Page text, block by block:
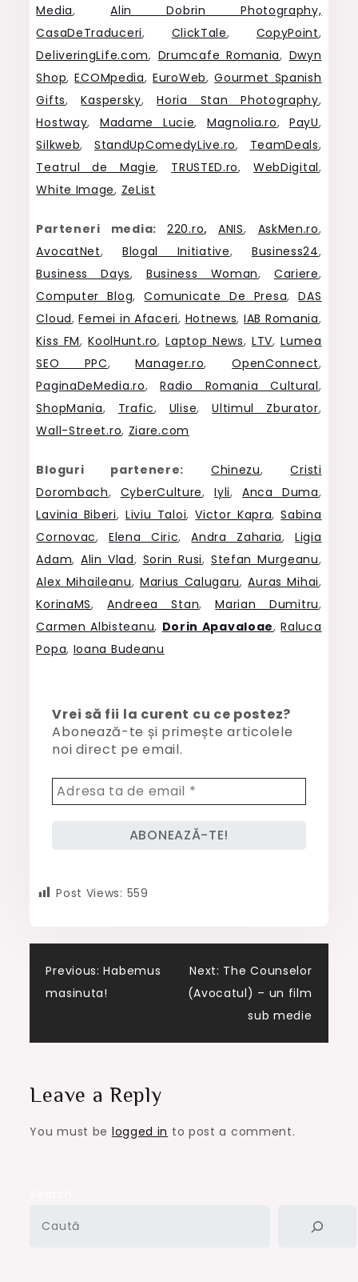
Media,Alin Dobrin Photography,
CasaDeTraduceri, ClickTale, CopyPoint,
DeliveringLife.com, Drumcafe Romania, Dwyn
Shop,ECOMpedia,EuroWeb,Gourmet Spanish
Gifts,Kaspersky,Horia Stan Photography,
Hostway, Madame Lucie, Magnolia.ro,PayU,
Silkweb, StandUpComedyLive.ro, TeamDeals,
Teatrul de Magie, TRUSTED.ro, WebDigital,
White Image, ZeList
Parteneri media:220.ro, ANIS, AskMen.ro,
AvocatNet, Blogal Initiative, Business24,
Business Days, Business Woman, Cariere,
Computer Blog,Comunicate De Presa,DAS
Cloud,Femei in Afaceri, Hotnews,IAB Romania,
Kiss FM,KoolHunt.ro,Laptop News, LTV,Lumea
SEO PPC,Manager.ro,OpenConnect,
PaginaDeMedia.ro,Radio Romania Cultural,
ShopMania, Trafic, Ulise,Ultimul Zburator,
Wall-Street.ro, Ziare.com
Bloguri partenere: Chinezu,Cristi
Dorombach, CyberCulture,Iyli, Anca Duma,
Lavinia Biberi, Liviu Taloi,Victor Kapra,Sabina
Cornovac,Elena Ciric,Andra Zaharia,Ligia
Adam,Alin Vlad, Sorin Rusi, Stefan Murgeanu,
Alex Mihaileanu, Marius Calugaru,Auras Mihai,
KorinaMS,Andreea Stan,Marian Dumitru,
Carmen Albisteanu, Dorin Apavaloae,Raluca
Popa, Ioana Budeanu
Vrei să fii la curent cu ce postez?
Abonează-te și primește articolele
noi direct pe email.
Post Views: 559
Post
Previous: Habemus
masinuta!
Next: The Counselor
(Avocatul) – un film
sub medie
Leave a Reply
You must be logged in to post a comment.